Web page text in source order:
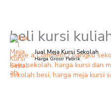
Skip
content
Jual Meja Kursi Sekolah
Harga Grosir Pabrik
beli kursi
Leave a Comment /bangku
kayu sekolah, harga kursi dan
sekolah besi, harga meja kursi